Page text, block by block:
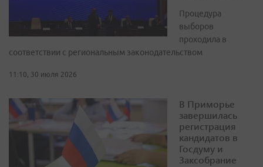
Процедура
выборов
проходила в
соответствии с региональным законодательством
11:10, 30 июля 2026
В Приморье
завершилась
регистрация
кандидатов в
Госдуму и
Заксобрание